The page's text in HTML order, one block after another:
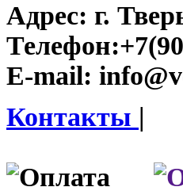
Адрес: г.
Телефон:
E-mail:
Контакты |